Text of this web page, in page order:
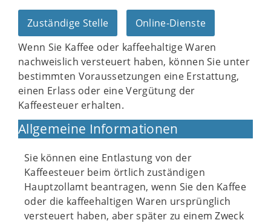
Zuständige Stelle
Online-Dienste
Wenn Sie Kaffee oder kaffeehaltige Waren
nachweislich versteuert haben, können Sie unter
bestimmten Voraussetzungen eine Erstattung,
einen Erlass oder eine Vergütung der
Kaffeesteuer erhalten.
Allgemeine Informationen
Sie können eine Entlastung von der
Kaffeesteuer beim örtlich zuständigen
Hauptzollamt beantragen, wenn Sie den Kaffee
oder die kaffeehaltigen Waren ursprünglich
versteuert haben, aber später zu einem Zweck